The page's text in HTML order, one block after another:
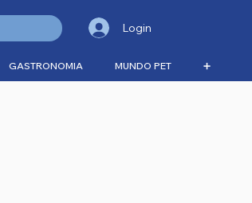
Login
GASTRONOMIA MUNDO PET ➕